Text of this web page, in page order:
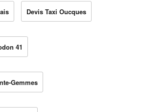
Devis Taxi Oucques
41
Gemmes